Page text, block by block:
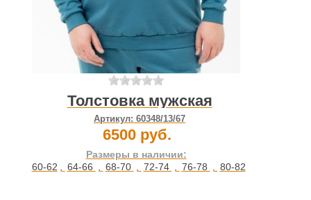
Толстовка мужская
Артикул: 60348/13/67
6500 руб.
Размеры в наличии:
60-62 , 64-66 , 68-70 , 72-74 , 76-78 , 80-82